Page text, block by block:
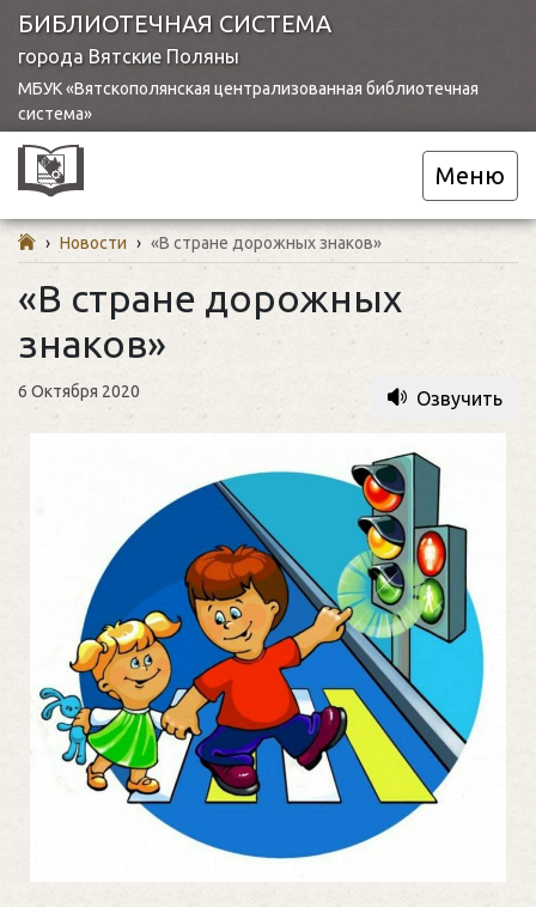
БИБЛИОТЕЧНАЯ СИСТЕМА
города Вятские Поляны
МБУК «Вятскополянская централизованная библиотечная
система»
Меню
› Новости › «В стране дорожных знаков»
«В стране дорожных
знаков»
6 Октября 2020 Озвучить